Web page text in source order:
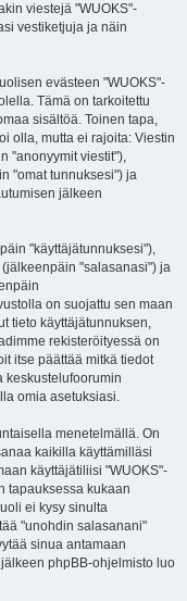
viestejä "WUOKS"-
vestiketjuja ja näin
evästeen "WUOKS"-
Tämä on tarkoitettu
sisältöä. Toinen tapa,
olla, mutta ei rajoita: Viestin
"anonyymit viestit"),
"omat tunnuksesi") ja
jälkeen
"käyttäjätunnuksesi"),
"salasanasi") ja
on suojattu sen maan
tieto käyttäjätunnuksen,
rekisteröityessä on
itse päättää mitkä tiedot
keskustelufoorumin
omia asetuksiasi.
menetelmällä. On
kaikilla käyttämilläsi
käyttäjätiliisi "WUOKS"-
tapauksessa kukaan
ei kysy sinulta
"unohdin salasanani"
sinua antamaan
phpBB-ohjelmisto luo